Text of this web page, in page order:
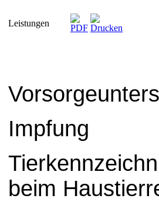
Leistungen
Impfung
beim